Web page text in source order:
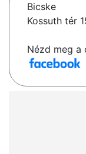
Bicske
Kossuth tér
Nézd meg a